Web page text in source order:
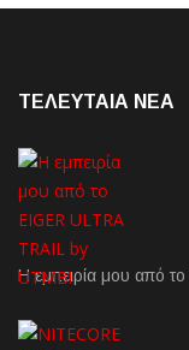
ΤΕΛΕΥΤΑΙΑ NEA
Η εμπειρία μου από